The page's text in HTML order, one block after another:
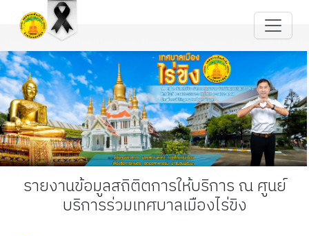
รายงานข้อมูลสถิติตการให้บริการ ณ ศูนย์
บริการร่วมเทศบาลเมืองไร่ขิง